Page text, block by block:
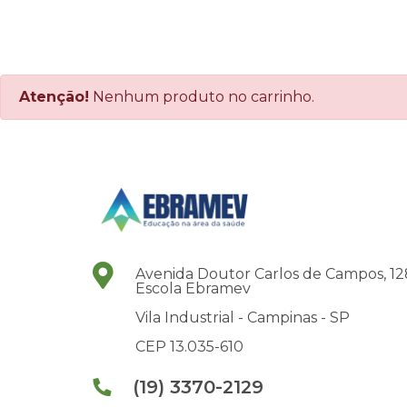
Atenção! Nenhum produto no carrinho.
Avenida Doutor Carlos de Campos,
Escola Ebramev
Vila Industrial - Campinas - SP
CEP 13.035-610
(19) 3370-2129